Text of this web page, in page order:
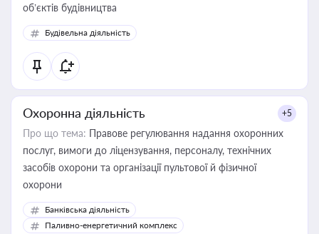
об’єктів будівництва
Будівельна діяльність
Охоронна діяльність +5
Про що тема: Правове регулювання надання охоронних
послуг, вимоги до ліцензування, персоналу, технічних
засобів охорони та організації пультової й фізичної
охорони
Банківська діяльність
Паливно-енергетичний комплекс